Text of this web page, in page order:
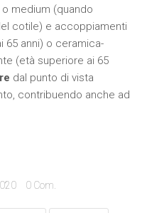
medium (quando
cotile) e accoppiamenti
65 anni) o ceramica-
(età superiore ai 65
dal punto di vista
contribuendo anche ad
0 Com.